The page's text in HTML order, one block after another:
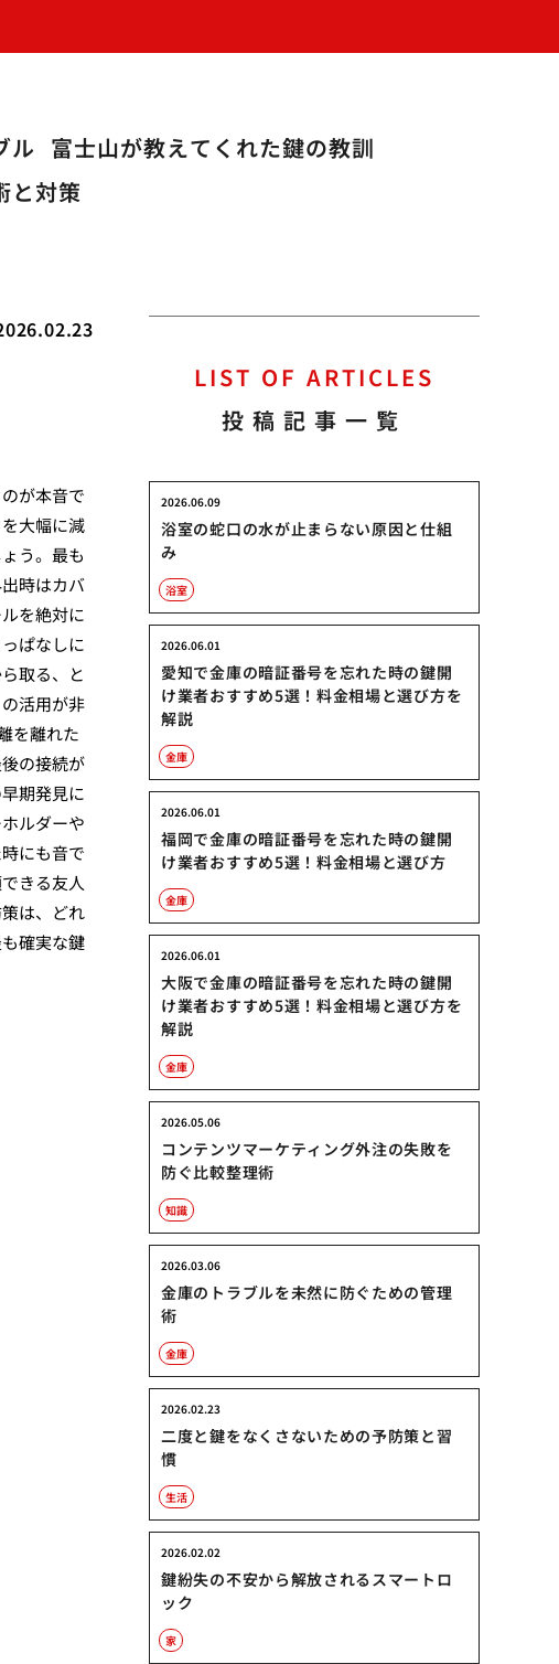
ル 富士山が教えてくれた鍵の教訓
と対策
が本音で
大幅に減
う。最も
時はカバ
を絶対に
ぱなしに
取る、と
活用が非
を離れた
の接続が
期発見に
ルダーや
にも音で
きる友人
は、どれ
確実な鍵
LIST OF ARTICLES
投稿記事一覧
浴室の蛇口の水が止まらない原因と仕組
み
2026.06.09
浴室
愛知で金庫の暗証番号を忘れた時の鍵開
け業者おすすめ5選！料金相場と選び方を
解説
2026.06.01
金庫
福岡で金庫の暗証番号を忘れた時の鍵開
け業者おすすめ5選！料金相場と選び方
2026.06.01
金庫
大阪で金庫の暗証番号を忘れた時の鍵開
け業者おすすめ5選！料金相場と選び方を
解説
2026.06.01
金庫
コンテンツマーケティング外注の失敗を
防ぐ比較整理術
2026.05.06
知識
金庫のトラブルを未然に防ぐための管理
術
2026.03.06
金庫
二度と鍵をなくさないための予防策と習
慣
2026.02.23
生活
鍵紛失の不安から解放されるスマートロ
ック
2026.02.02
家